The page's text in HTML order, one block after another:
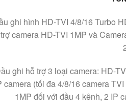
ghi hình HD-TVI 4/8/16 Turbo
trợ camera HD-TVI 1MP và
ghi hỗ trợ 3 loại camera: HD-
camera (tối đa 4/8/16 camera
1MP đối với đầu 4 kênh, 2 IP